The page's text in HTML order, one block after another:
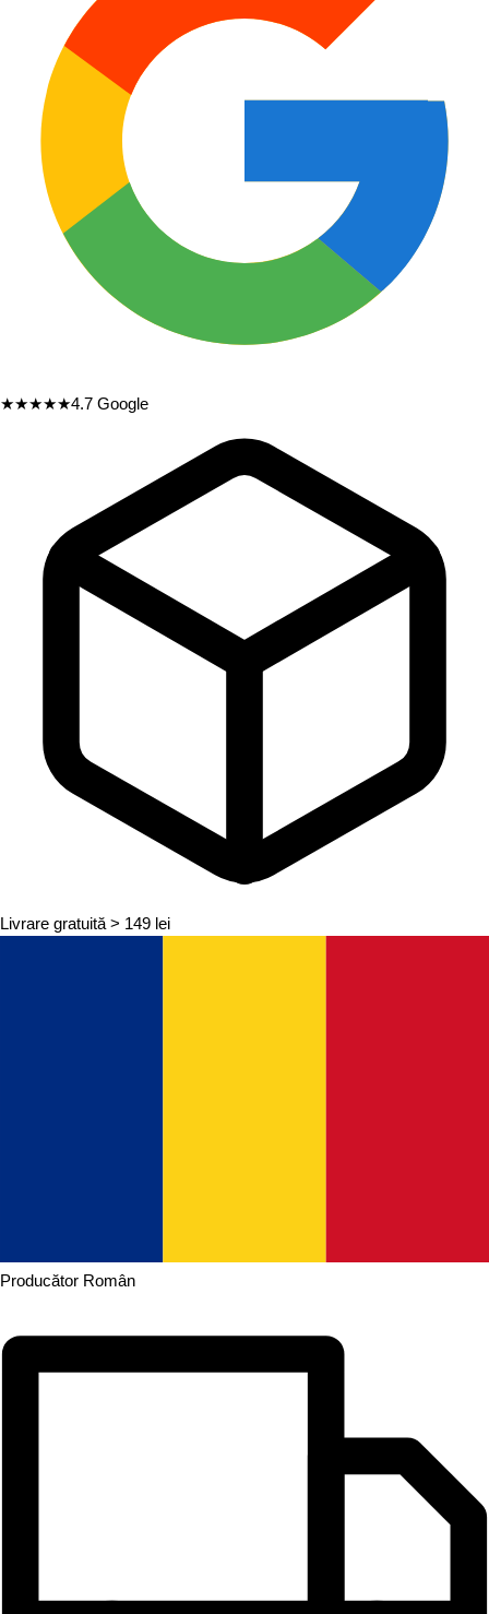
★★★★★4.7 Google
Livrare gratuită > 149 lei
Producător Român